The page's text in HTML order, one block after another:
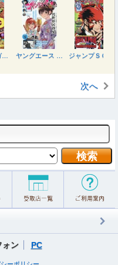
月刊少年マガジン ２０２６年９月号
次へ
ォン PC